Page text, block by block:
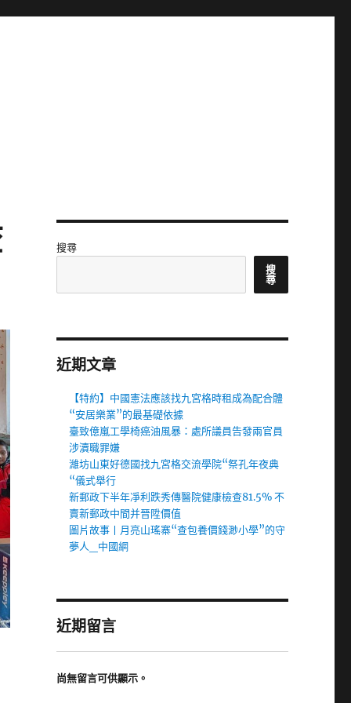
搜尋
搜
尋
近期文章
【特約】中國憲法應該找九宮格時租成為配合體
“安居樂業”的最基礎依據
臺致億嵐工學椅癌油風暴：處所議員告發兩官員
涉瀆職罪嫌
濰坊山東好德國找九宮格交流學院“祭孔年夜典
“儀式舉行
新郵政下半年凈利跌秀傳醫院健康檢查81.5% 不
賣新郵政中間并晉陞價值
圖片故事丨月亮山瑤寨“查包養價錢渺小學”的守
夢人_中國網
近期留言
尚無留言可供顯示。